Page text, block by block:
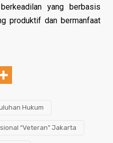
yang berbasis
produktif dan bermanfaat
Hukum
“Veteran” Jakarta